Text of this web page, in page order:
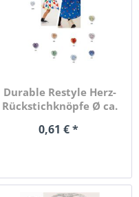
Durable Restyle Herz-
Rückstichknöpfe Ø ca.
0,61 € *